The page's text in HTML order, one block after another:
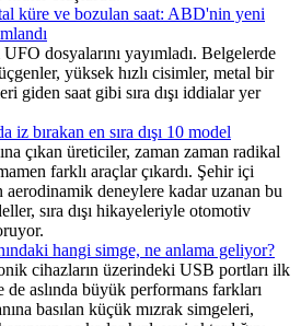
küre ve bozulan saat: ABD'nin yeni
dosyalarını yayımladı. Belgelerde
yüksek hızlı cisimler, metal bir
giden saat gibi sıra dışı iddialar yer
iz bırakan en sıra dışı 10 model
çıkan üreticiler, zaman zaman radikal
farklı araçlar çıkardı. Şehir içi
aerodinamik deneylere kadar uzanan bu
sıra dışı hikayeleriyle otomotiv
hangi simge, ne anlama geliyor?
cihazların üzerindeki USB portları ilk
de aslında büyük performans farkları
basılan küçük mızrak simgeleri,